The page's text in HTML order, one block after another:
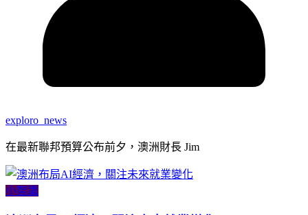
exploro_news
在最新聯邦預算公布前夕，澳洲財長 Jim
小智識